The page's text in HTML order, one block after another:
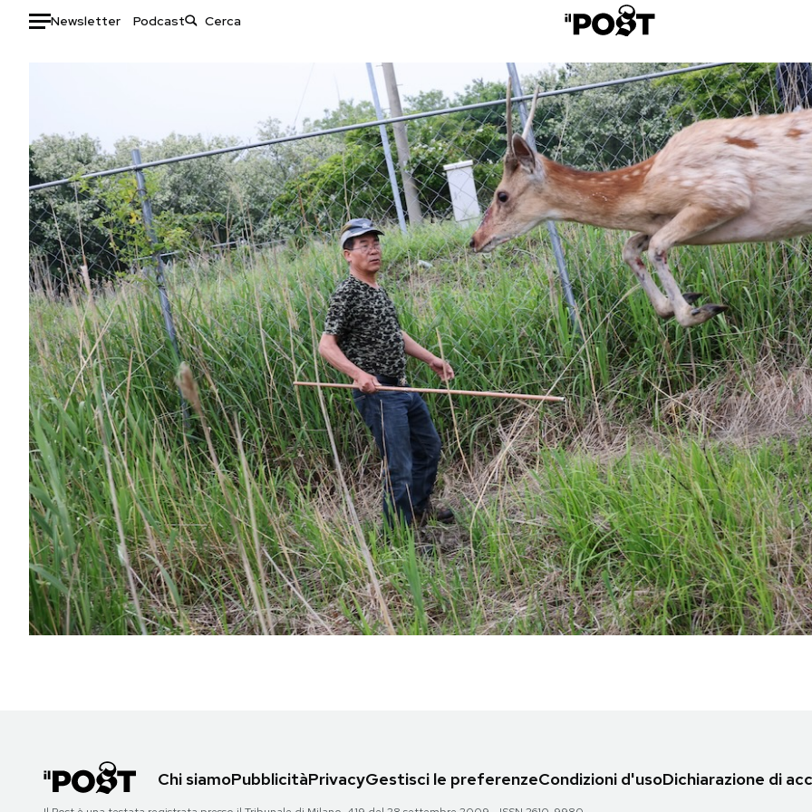
Newsletter Podcast
Italia
Mondo
Politica
Tecnologia
Internet
Scienza
Cultura
Economia
Sport
Moda
Libri
Consumismi
Storie/Idee
Ok Boomer!
Media
Europa
Altrecose
Mondiali calcio 2026
PODCAST
NEWSLETTER
I MIEI PREFERITI
SHOP
Area PersonaleChi siamoPubblicitàPrivacyGestisci le preferenzeCondizioni d'usoDichiarazione di